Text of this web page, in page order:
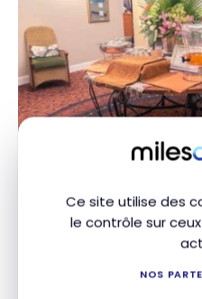
Ce site utilise des
le contrôle sur
NOS